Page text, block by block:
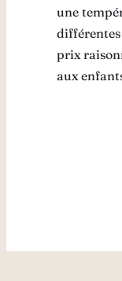
une
prix
aux